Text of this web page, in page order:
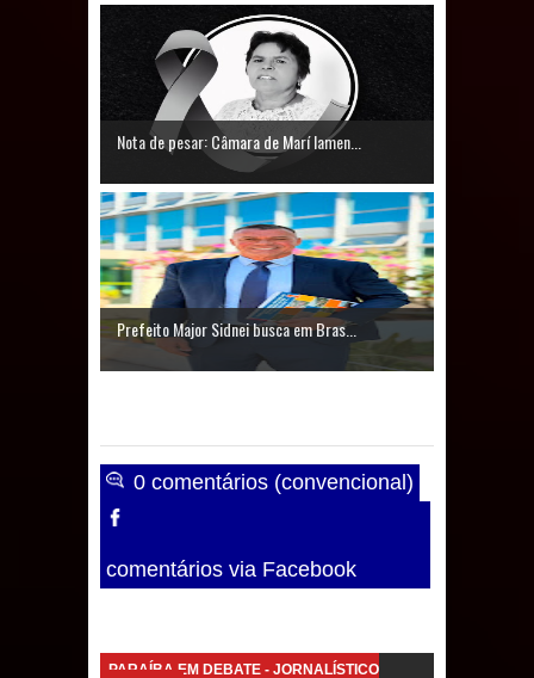
Nota de pesar: Câmara de Marí lamen...
Prefeito Major Sidnei busca em Bras...
0 comentários (convencional)
comentários via Facebook
PARAÍBA EM DEBATE - JORNALÍSTICO